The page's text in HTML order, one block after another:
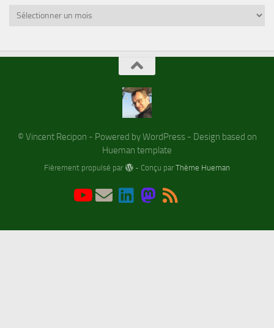
Archives
© Vincent Recipon - Powered by WordPress - Design based on
Hueman template
Fièrement propulsé par - Conçu par Thème Hueman